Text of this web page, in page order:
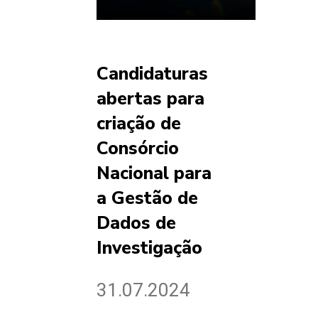
Candidaturas
abertas para
criação de
Consórcio
Nacional para
a Gestão de
Dados de
Investigação
31.07.2024